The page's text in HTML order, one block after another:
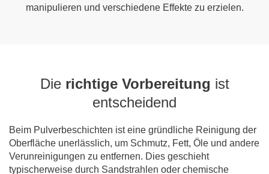
manipulieren und verschiedene Effekte zu erzielen.
Die richtige Vorbereitung ist
entscheidend
Beim Pulverbeschichten ist eine gründliche Reinigung der
Oberfläche unerlässlich, um Schmutz, Fett, Öle und andere
Verunreinigungen zu entfernen. Dies geschieht
typischerweise durch Sandstrahlen oder chemische